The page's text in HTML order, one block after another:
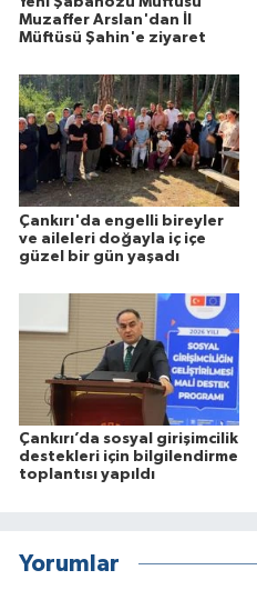
Muzaffer Arslan'dan İl
Müftüsü Şahin'e ziyaret
Çankırı'da engelli bireyler
ve aileleri doğayla iç içe
güzel bir gün yaşadı
Çankırı’da sosyal girişimcilik
destekleri için bilgilendirme
toplantısı yapıldı
Yorumlar